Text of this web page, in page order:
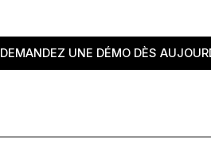
DEMANDEZ UNE DÉMO DÈS